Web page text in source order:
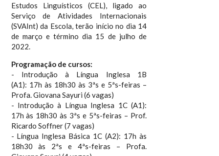
Estudos Linguísticos (CEL), ligado ao
Serviço de Atividades Internacionais
(SVAInt) da Escola, terão início no dia 14
de março e término dia 15 de julho de
2022.
Programação de cursos:
- Introdução à Língua Inglesa 1B
(A1): 17h às 18h30 às 3ªs e 5ªs-feiras –
Profa. Giovana Sayuri (6 vagas)
- Introdução à Língua Inglesa 1C (A1):
17h às 18h30 às 3ªs e 5ªs-feiras – Prof.
Ricardo Soffner (7 vagas)
- Língua Inglesa Básica 1C (A2): 17h às
18h30 às 2ªs e 4ªs-feiras – Profa.